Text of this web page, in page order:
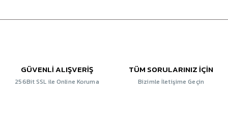
GÜVENLİ ALIŞVERİŞ
256Bit SSL ile Online Koruma
TÜM SORULARINIZ İÇİN
Bizimle İletişime Geçin